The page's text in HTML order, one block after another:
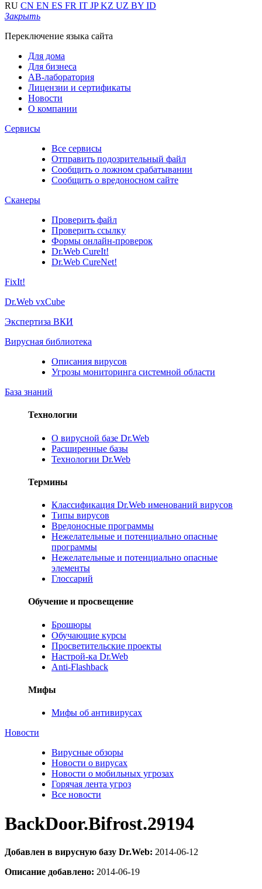
RU CN EN ES FR IT JPKZ UZ BY ID
Закрыть
Переключение языка сайта
Для дома
Для бизнеса
АВ-лаборатория
Лицензии и сертификаты
Новости
О компании
Сервисы
Все сервисы
Отправить подозрительный файл
Сообщить о ложном срабатывании
Сообщить о вредоносном сайте
Сканеры
Проверить файл
Проверить ссылку
Формы онлайн-проверок
Dr.Web CureIt!
Dr.Web CureNet!
FixIt!
Dr.Web vxCube
Экспертиза ВКИ
Вирусная библиотека
Описания вирусов
Угрозы мониторинга системной области
База знаний
Технологии
О вирусной базе Dr.Web
Расширенные базы
Технологии Dr.Web
Термины
Классификация Dr.Web именований вирусов
Типы вирусов
Вредоносные программы
Нежелательные и потенциально опасные
программы
Нежелательные и потенциально опасные
элементы
Глоссарий
Обучение и просвещение
Брошюры
Обучающие курсы
Просветительские проекты
Настрой-ка Dr.Web
Anti-Flashback
Мифы
Мифы об антивирусах
Новости
Вирусные обзоры
Новости о вирусах
Новости о мобильных угрозах
Горячая лента угроз
Все новости
BackDoor.Bifrost.29194
Добавлен в вирусную базу Dr.Web: 2014-06-12
Описание добавлено: 2014-06-19